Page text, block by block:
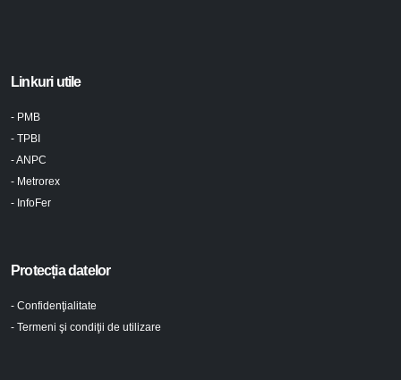
Linkuri utile
- PMB
- TPBI
- ANPC
- Metrorex
- InfoFer
Protecția datelor
- Confidenţialitate
- Termeni şi condiţii de utilizare